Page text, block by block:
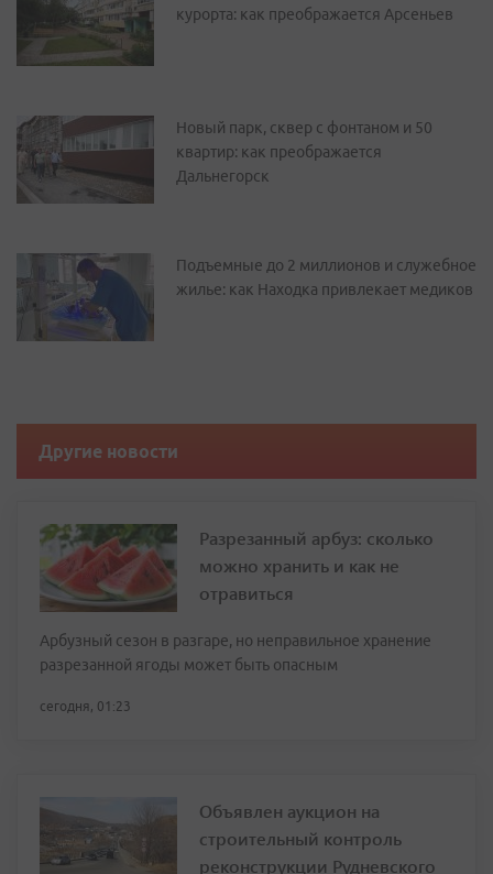
курорта: как преображается Арсеньев
Новый парк, сквер с фонтаном и 50
квартир: как преображается
Дальнегорск
Подъемные до 2 миллионов и служебное
жилье: как Находка привлекает медиков
Другие новости
Разрезанный арбуз: сколько
можно хранить и как не
отравиться
Арбузный сезон в разгаре, но неправильное хранение
разрезанной ягоды может быть опасным
сегодня, 01:23
Объявлен аукцион на
строительный контроль
реконструкции Рудневского